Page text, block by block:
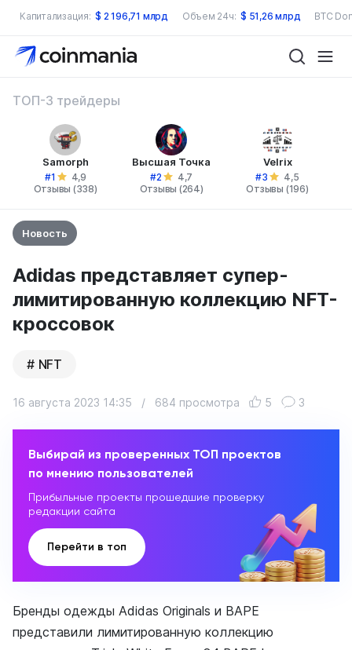
Капитализация: $ 2 196,71 млрд Объем 24ч: $ 51,26 млрд BTC
ТОП-3 трейдеры
Samorph
#1
4,9
Отзывы (338)
Высшая Точка
#2
4,7
Отзывы (264)
Velrix
#3
4,5
Отзывы (196)
Новость
Adidas представляет супер-
лимитированную коллекцию NFT-
кроссовок
NFT
16 августа 2023 14:35 / 684 просмотра 5 3
Выбирай из проверенных ТОП проектов
по мнению пользователей
Прибыльные проекты прошедшие проверку
редакции сайта
Перейти в топ
Бренды одежды Adidas Originals и BAPE
представили лимитированную коллекцию